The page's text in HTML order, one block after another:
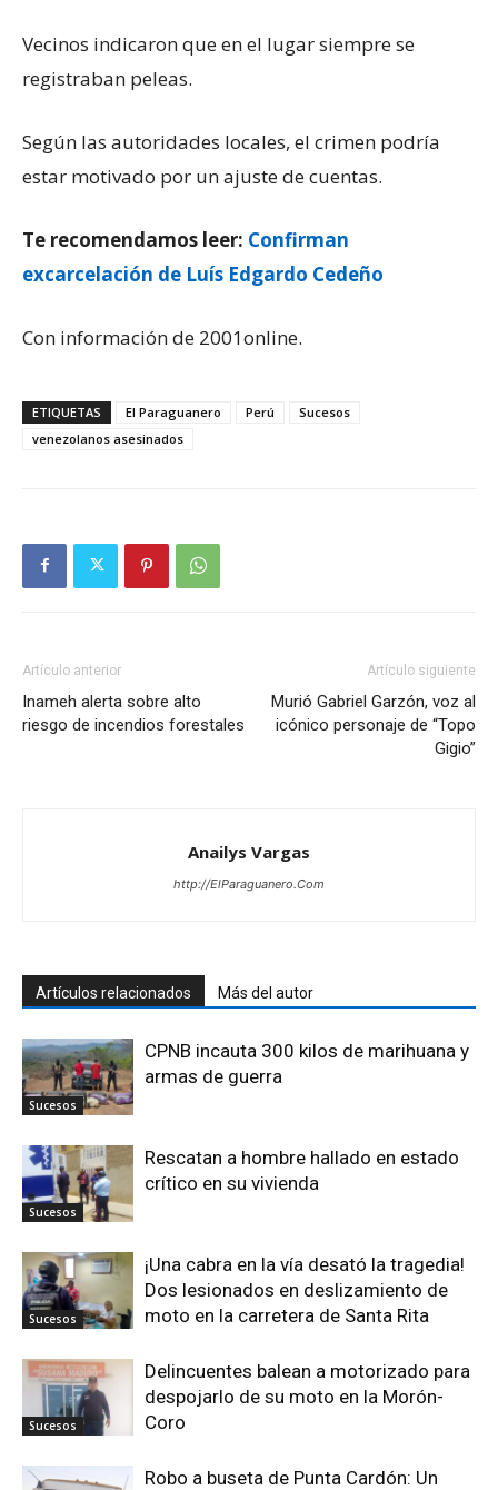
Vecinos indicaron que en el lugar siempre se
registraban peleas.
Según las autoridades locales, el crimen podría
estar motivado por un ajuste de cuentas.
Te recomendamos leer: Confirman
excarcelación de Luís Edgardo Cedeño
Con información de 2001online.
ETIQUETAS El Paraguanero Perú
Sucesos
venezolanos asesinados
Artículo anterior
Inameh alerta sobre alto
riesgo de incendios forestales
Artículo siguiente
Murió Gabriel Garzón, voz al
icónico personaje de “Topo
Gigio”
Anailys Vargas
http://ElParaguanero.Com
Artículos relacionados Más del autor
Sucesos
CPNB incauta 300 kilos de marihuana y
armas de guerra
Sucesos
Rescatan a hombre hallado en estado
crítico en su vivienda
Sucesos
¡Una cabra en la vía desató la tragedia!
Dos lesionados en deslizamiento de
moto en la carretera de Santa Rita
Sucesos
Delincuentes balean a motorizado para
despojarlo de su moto en la Morón-
Coro
Robo a buseta de Punta Cardón: Un